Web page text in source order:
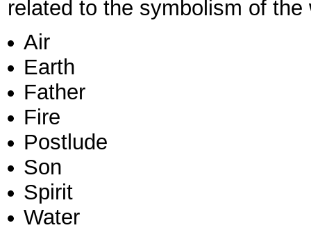
related to the sym­bol­ism of the
Air
Earth
Father
Fire
Postlude
Son
Spirit
Water